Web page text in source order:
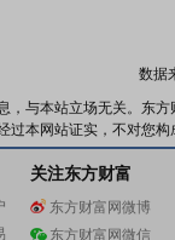
数据
，与本站立场无关。东
本网站证实，不对您
关注东方财富
东方财富网微博
东方财富网微信